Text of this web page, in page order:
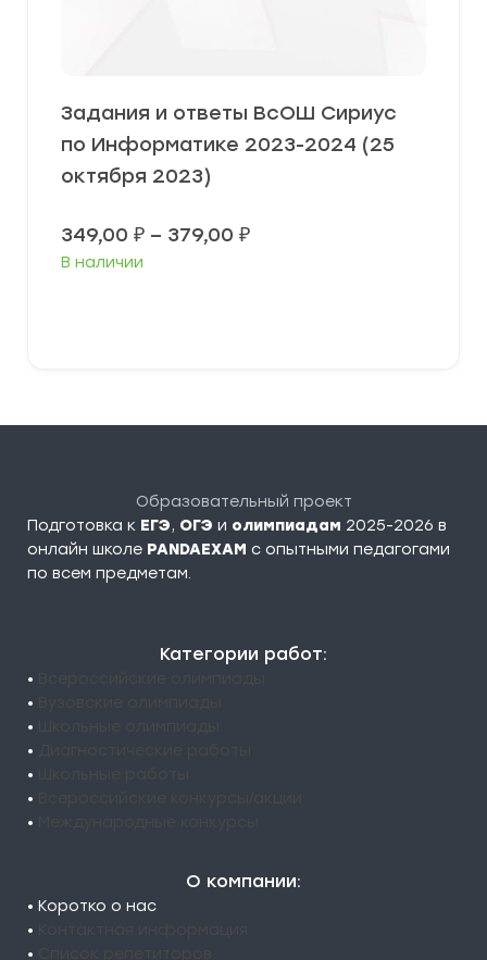
Задания и ответы ВсОШ Сириус
по Информатике 2023-2024 (25
октября 2023)
349,00 ₽ – 379,00 ₽Диапазон
В наличии
Образовательный проект
Подготовка к ЕГЭ, ОГЭ и олимпиадам 2025-2026 в
онлайн школе PANDAEXAM c опытными педагогами
по всем предметам.
Категории работ:
•
•
•
•
•
•
•
О компании:
• Коротко о нас
•
•